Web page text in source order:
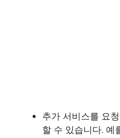
추가 서비스를 요
할 수 있습니다. 예